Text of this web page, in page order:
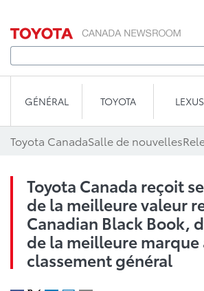
GÉNÉRAL TOYOTA LEXUS
Toyota CanadaSalle de nouvelles
Toyota Canada reçoit
de la meilleure valeur
Canadian Black Book,
de la meilleure marque
classement général